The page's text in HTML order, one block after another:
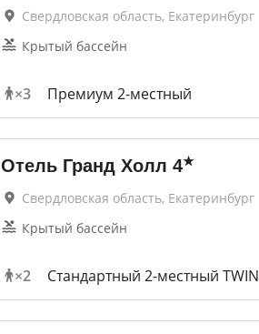
Свердловская область, Екатеринбург
Крытый бассейн
×3 Премиум 2-местный
Отель Гранд Холл 4★
Свердловская область, Екатеринбург
Крытый бассейн
×2 Стандартный 2-местный TWIN